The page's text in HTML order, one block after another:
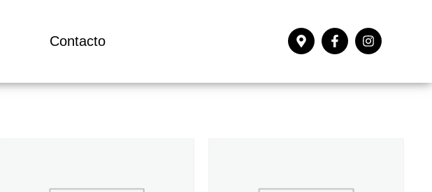
Contacto